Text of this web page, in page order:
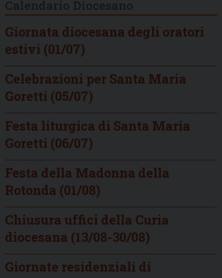
Giornata diocesana degli oratori
estivi (01/07)
Celebrazioni per Santa Maria
Goretti (05/07)
Festa liturgica di Santa Maria
Goretti (06/07)
Festa della Madonna della
Rotonda (01/08)
Chiusura uffici della Curia
diocesana (13/08-30/08)
Giornate residenziali di